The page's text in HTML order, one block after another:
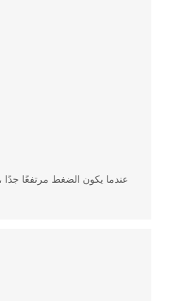
عندما يكون الضغط مرتفعًا جدًا